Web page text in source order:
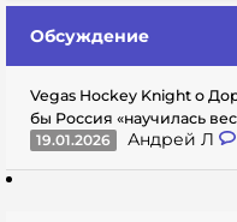
Обсуждение
Vegas Hockey Knight о
бы Россия «научилась
19.01.2026
Андрей Л